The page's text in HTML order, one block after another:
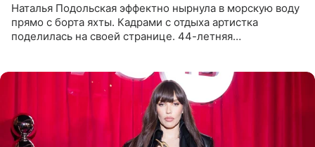
Наталья Подольская эффектно нырнула в морскую воду
прямо с борта яхты. Кадрами с отдыха артистка
поделилась на своей странице. 44-летняя